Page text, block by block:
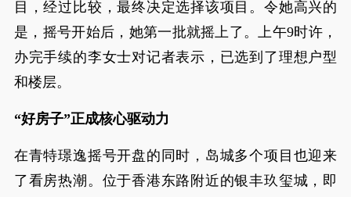
目，经过比较，最终决定选择该项目。令她高兴的
是，摇号开始后，她第一批就摇上了。上午9时许，
办完手续的李女士对记者表示，已选到了理想户型
和楼层。
“好房子”正成核心驱动力
在青特璟逸摇号开盘的同时，岛城多个项目也迎来
了看房热潮。位于香港东路附近的银丰玖玺城，即